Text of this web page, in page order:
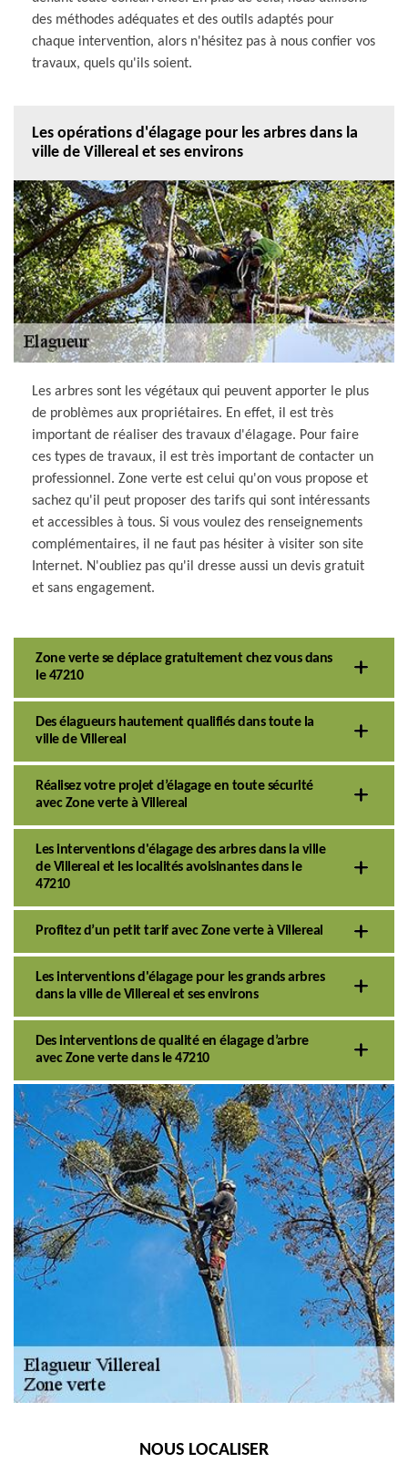
des méthodes adéquates et des outils adaptés pour
chaque intervention, alors n'hésitez pas à nous confier vos
travaux, quels qu'ils soient.
Les opérations d'élagage pour les arbres dans la
ville de Villereal et ses environs
Les arbres sont les végétaux qui peuvent apporter le plus
de problèmes aux propriétaires. En effet, il est très
important de réaliser des travaux d'élagage. Pour faire
ces types de travaux, il est très important de contacter un
professionnel. Zone verte est celui qu'on vous propose et
sachez qu'il peut proposer des tarifs qui sont intéressants
et accessibles à tous. Si vous voulez des renseignements
complémentaires, il ne faut pas hésiter à visiter son site
Internet. N'oubliez pas qu'il dresse aussi un devis gratuit
et sans engagement.
Zone verte se déplace gratuitement chez vous dans
le 47210
Des élagueurs hautement qualifiés dans toute la
ville de Villereal
Réalisez votre projet d’élagage en toute sécurité
avec Zone verte à Villereal
Les interventions d'élagage des arbres dans la ville
de Villereal et les localités avoisinantes dans le
47210
Profitez d’un petit tarif avec Zone verte à Villereal
Les interventions d'élagage pour les grands arbres
dans la ville de Villereal et ses environs
Des interventions de qualité en élagage d’arbre
avec Zone verte dans le 47210
NOUS LOCALISER